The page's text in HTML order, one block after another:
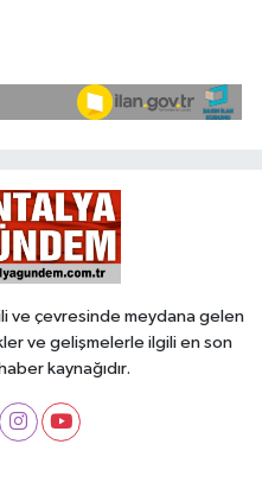
ve çevresinde meydana gelen
ve gelişmelerle ilgili en son
kaynağıdır.